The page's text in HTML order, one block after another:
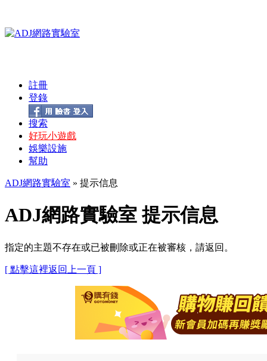
註冊
登錄
搜索
好玩小遊戲
娛樂設施
幫助
ADJ網路實驗室 » 提示信息
ADJ網路實驗室 提示信息
指定的主題不存在或已被刪除或正在被審核，請返回。
[ 點擊這裡返回上一頁 ]